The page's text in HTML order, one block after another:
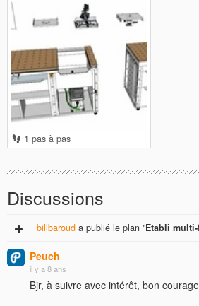
1 pas à pas
Discussions
billbaroud a publié le plan "Etabli
Peuch
il y a 8 ans
Bjr, à suivre avec intérêt, bon courage